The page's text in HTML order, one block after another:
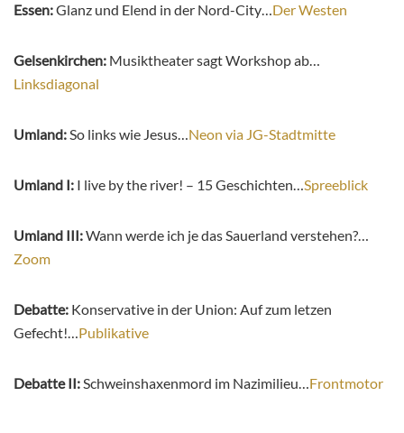
Essen:Glanz und Elend in der Nord-City…Der Westen
Gelsenkirchen: Musiktheater sagt Workshop ab…
Linksdiagonal
Umland:So links wie Jesus…Neon via JG-Stadtmitte
Umland I: I live by the river! – 15 Geschichten…Spreeblick
Umland III:Wann werde ich je das Sauerland verstehen?…
Zoom
Debatte: Konservative in der Union: Auf zum letzen
Gefecht!…Publikative
Debatte II:Schweinshaxenmord im Nazimilieu…Frontmotor